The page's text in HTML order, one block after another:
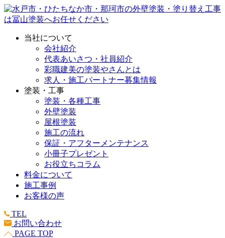
当社について
会社紹介
代表あいさつ・社員紹介
彩職建美の塗装やさんとは
求人・施工パートナー募集情報
塗装・工事
塗装・各種工事
外壁塗装
屋根塗装
施工の流れ
保証・アフターメンテナンス
小冊子プレゼント
お役立ちコラム
料金について
施工事例
お客様の声
TEL
お問い合わせ
PAGE TOP